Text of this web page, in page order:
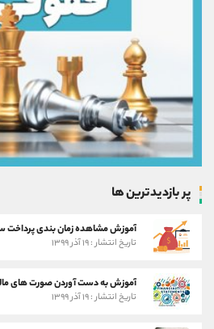
پر بازدیدترین ها
آموزش مشاهده زمان بندی پرداخت
تاریخ انتشار : ۱۹ آذر ۱۳۹۹
آموزش به دست آوردن صورت های
تاریخ انتشار : ۱۹ آذر ۱۳۹۹